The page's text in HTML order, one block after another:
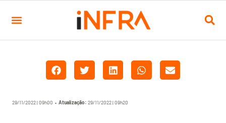
29/11/2022 | 09h00 • Atualização: 29/11/2022 | 09h20